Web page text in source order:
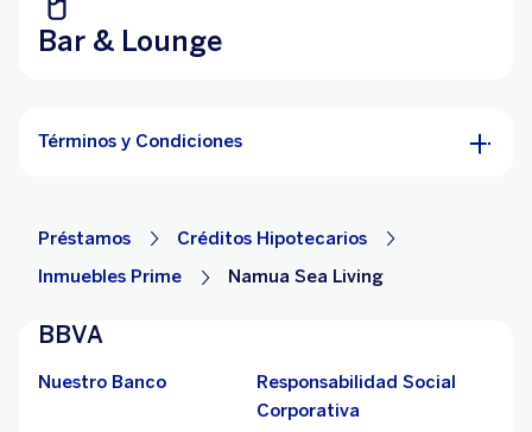
Bar & Lounge
Términos y Condiciones
Préstamos
Créditos Hipotecarios
Inmuebles Prime
Namua Sea Living
BBVA
Nuestro Banco
Responsabilidad Social
Corporativa